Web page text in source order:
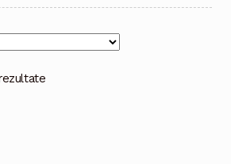
209 lei
mai
multe
variații.